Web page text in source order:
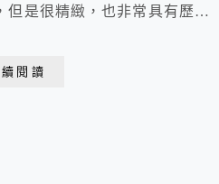
但是很精緻，也非常具有歷史
閱讀